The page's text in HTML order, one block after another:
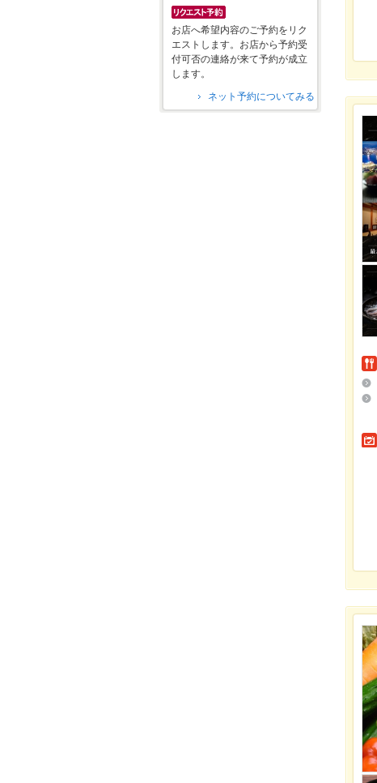
お店へ希望内容のご予約をリク
エストします。お店から予約受
付可否の連絡が来て予約が成立
します。
ネット予約についてみる